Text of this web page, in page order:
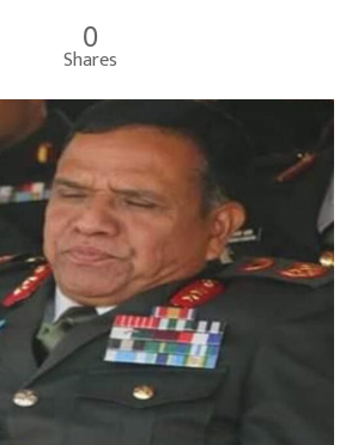
0
Shares